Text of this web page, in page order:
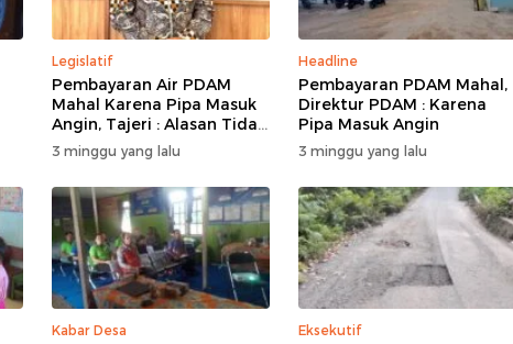
Legislatif
Pembayaran Air PDAM
Mahal Karena Pipa Masuk
Angin, Tajeri : Alasan Tidak
Masuk Akal
3 minggu yang lalu
Headline
Pembayaran PDAM Mahal,
Direktur PDAM : Karena
Pipa Masuk Angin
3 minggu yang lalu
Kabar Desa Eksekutif